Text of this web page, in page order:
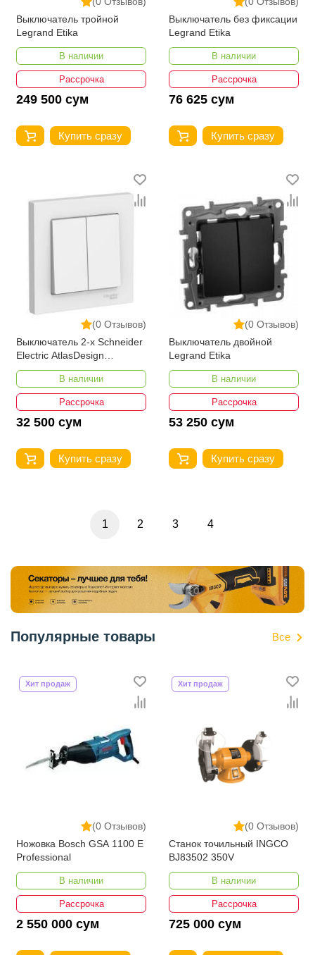
Выключатель тройной
Legrand Etika
В наличии
Рассрочка
249 500 сум
Купить сразу
Выключатель без фиксации
Legrand Etika
В наличии
Рассрочка
76 625 сум
Купить сразу
(0 Отзывов)
Выключатель 2-х Schneider
Electric AtlasDesign
ATN000152
В наличии
Рассрочка
32 500 сум
Купить сразу
(0 Отзывов)
Выключатель двойной
Legrand Etika
В наличии
Рассрочка
53 250 сум
Купить сразу
1 2 3 4
Популярные товары Все
(0 Отзывов)
Хит продаж
Ножовка Bosch GSA 1100 E
Professional
В наличии
Рассрочка
2 550 000 сум
(0 Отзывов)
Хит продаж
Станок точильный INGCO
BJ83502 350V
В наличии
Рассрочка
725 000 сум